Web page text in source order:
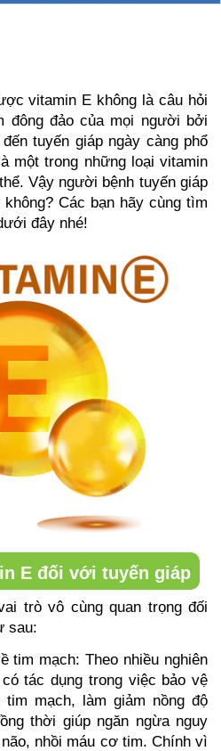
vitamin E không là câu hỏi
đông đảo của mọi người bởi
tuyến giáp ngày càng phổ
một trong những loại vitamin
Vậy người bệnh tuyến giáp
Các bạn hãy cùng tìm
đây nhé!
E đối với tuyến giáp
trò vô cùng quan trọng đối
sau:
tim mạch: Theo nhiều nghiên
tác dụng trong việc bảo vệ
mạch, làm giảm nồng độ
thời giúp ngăn ngừa nguy
nhồi máu cơ tim. Chính vì